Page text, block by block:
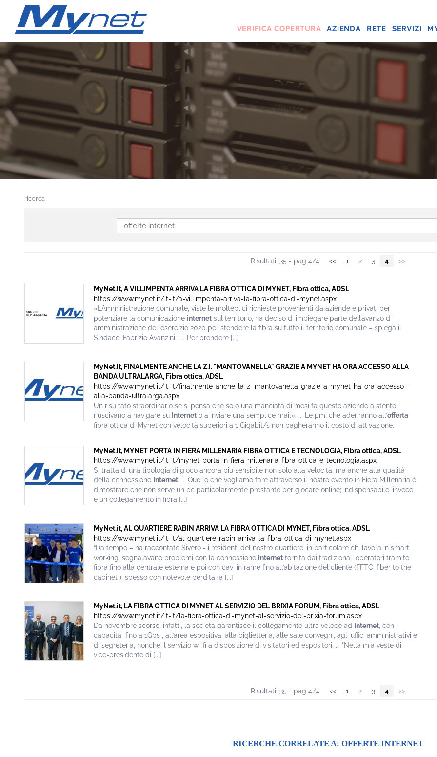
VERIFICA COPERTURA AZIENDA RETE SERVIZI
ricerca
Risultati: 35 - pag 4/4 << 1 2 3 4 >>
MyNet.it, A VILLIMPENTA ARRIVA LA FIBRA OTTICA DI MYNET, Fibra ottica, ADSL
https://www.mynet.it/it-it/a-villimpenta-arriva-la-fibra-ottica-di-mynet.aspx
«L’Amministrazione comunale, viste le molteplici richieste provenienti da aziende e privati per
potenziare la comunicazione internet sul territorio, ha deciso di impiegare parte dell’avanzo di
amministrazione dell’esercizio 2020 per stendere la fibra su tutto il territorio comunale – spiega il
Sindaco, Fabrizio Avanzini . ... Per prendere [...]
MyNet.it, FINALMENTE ANCHE LA Z.I. "MANTOVANELLA" GRAZIE A MYNET HA ORA ACCESSO ALLA
BANDA ULTRALARGA, Fibra ottica, ADSL
https://www.mynet.it/it-it/finalmente-anche-la-zi-mantovanella-grazie-a-mynet-ha-ora-accesso-
alla-banda-ultralarga.aspx
Un risultato straordinario se si pensa che solo una manciata di mesi fa queste aziende a stento
riuscivano a navigare su Internet o a inviare una semplice mail». ... Le pmi che aderiranno all’offerta
fibra ottica di Mynet con velocità superiori a 1 Gigabit/s non pagheranno il costo di attivazione.
MyNet.it, MYNET PORTA IN FIERA MILLENARIA FIBRA OTTICA E TECNOLOGIA, Fibra ottica, ADSL
https://www.mynet.it/it-it/mynet-porta-in-fiera-millenaria-fibra-ottica-e-tecnologia.aspx
Si tratta di una tipologia di gioco ancora più sensibile non solo alla velocità, ma anche alla qualità
della connessione Internet. ... Quello che vogliamo fare attraverso il nostro evento in Fiera Millenaria è
dimostrare che non serve un pc particolarmente prestante per giocare online; indispensabile, invece,
è un collegamento in fibra [...]
MyNet.it, AL QUARTIERE RABIN ARRIVA LA FIBRA OTTICA DI MYNET, Fibra ottica, ADSL
https://www.mynet.it/it-it/al-quartiere-rabin-arriva-la-fibra-ottica-di-mynet.aspx
“Da tempo – ha raccontato Sivero - i residenti del nostro quartiere, in particolare chi lavora in smart
working, segnalavano problemi con la connessione Internet fornita dai tradizionali operatori tramite
fibra fino alla centrale esterna e poi con cavi in rame fino all’abitazione del cliente (FFTC, fiber to the
cabinet ), spesso con notevole perdita (a [...]
MyNet.it, LA FIBRA OTTICA DI MYNET AL SERVIZIO DEL BRIXIA FORUM, Fibra ottica, ADSL
https://www.mynet.it/it-it/la-fibra-ottica-di-mynet-al-servizio-del-brixia-forum.aspx
Da novembre scorso, infatti, la società garantisce il collegamento ultra veloce ad
Internet , con
capacità fino a 1Gps , all’area espositiva, alla biglietteria, alle sale convegni, agli uffici amministrativi e
di segreteria, nonché il servizio wi-fi a disposizione di visitatori ed espositori. ... "Nella mia veste di
vice-presidente di [...]
Risultati: 35 - pag 4/4 << 1 2 3 4 >>
RICERCHE CORRELATE A: OFFERTE INTERNET